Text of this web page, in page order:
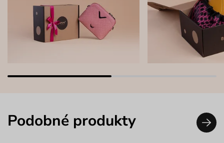
Podobné produkty